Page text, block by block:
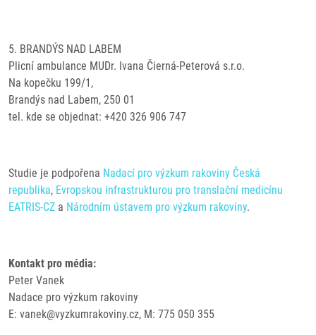
5. BRANDÝS NAD LABEM
Plicní ambulance MUDr. Ivana Čierná-Peterová s.r.o.
Na kopečku 199/1,
Brandýs nad Labem, 250 01
tel. kde se objednat: +420 326 906 747
Studie je podpořena Nadací pro výzkum rakoviny Česká
republika, Evropskou infrastrukturou pro translační medicínu
EATRIS-CZ a Národním ústavem pro výzkum rakoviny.
Kontakt pro média:
Peter Vanek
Nadace pro výzkum rakoviny
E: vanek@vyzkumrakoviny.cz, M: 775 050 355